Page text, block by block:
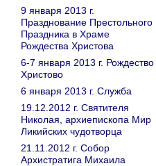
9 января 2013 г.
Празднование Престольного
Праздника в Храме
Рождества Христова
6-7 января 2013 г. Рождество
Христово
6 января 2013 г. Служба
19.12.2012 г. Святителя
Николая, архиепископа Мир
Ликийских чудотворца
21.11.2012 г. Собор
Архистратига Михаила